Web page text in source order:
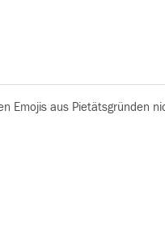
Emojis aus Pietätsgründen